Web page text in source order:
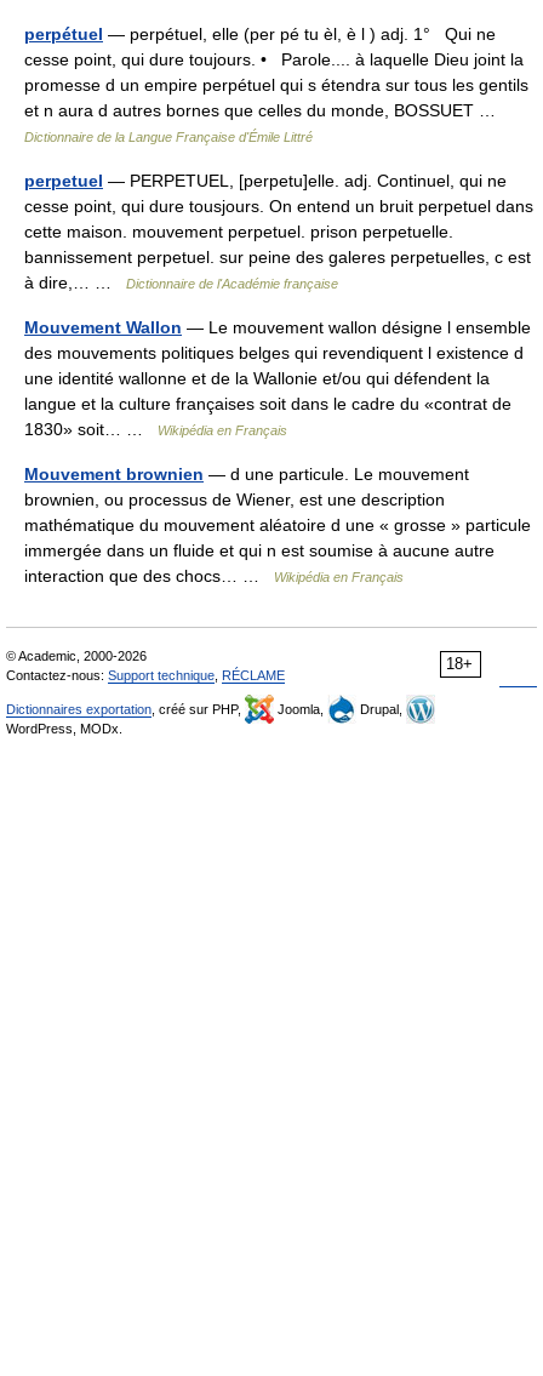
perpétuel — perpétuel, elle (per pé tu èl, è l ) adj. 1° Qui ne
cesse point, qui dure toujours. • Parole.... à laquelle Dieu joint la
promesse d un empire perpétuel qui s étendra sur tous les gentils
et n aura d autres bornes que celles du monde, BOSSUET …
Dictionnaire de la Langue Française d'Émile Littré
perpetuel — PERPETUEL, [perpetu]elle. adj. Continuel, qui ne
cesse point, qui dure tousjours. On entend un bruit perpetuel dans
cette maison. mouvement perpetuel. prison perpetuelle.
bannissement perpetuel. sur peine des galeres perpetuelles, c est
à dire,… …
Dictionnaire de l'Académie française
Mouvement Wallon — Le mouvement wallon désigne l ensemble
des mouvements politiques belges qui revendiquent l existence d
une identité wallonne et de la Wallonie et/ou qui défendent la
langue et la culture françaises soit dans le cadre du «contrat de
1830» soit… …
Wikipédia en Français
Mouvement brownien — d une particule. Le mouvement
brownien, ou processus de Wiener, est une description
mathématique du mouvement aléatoire d une « grosse » particule
immergée dans un fluide et qui n est soumise à aucune autre
interaction que des chocs… …
Wikipédia en Français
18+
© Academic, 2000-2026
Contactez-nous: Support technique RÉCLAME
Dictionnaires exportation , créé sur PHP, Joomla,
Drupal,
WordPress, MODx.